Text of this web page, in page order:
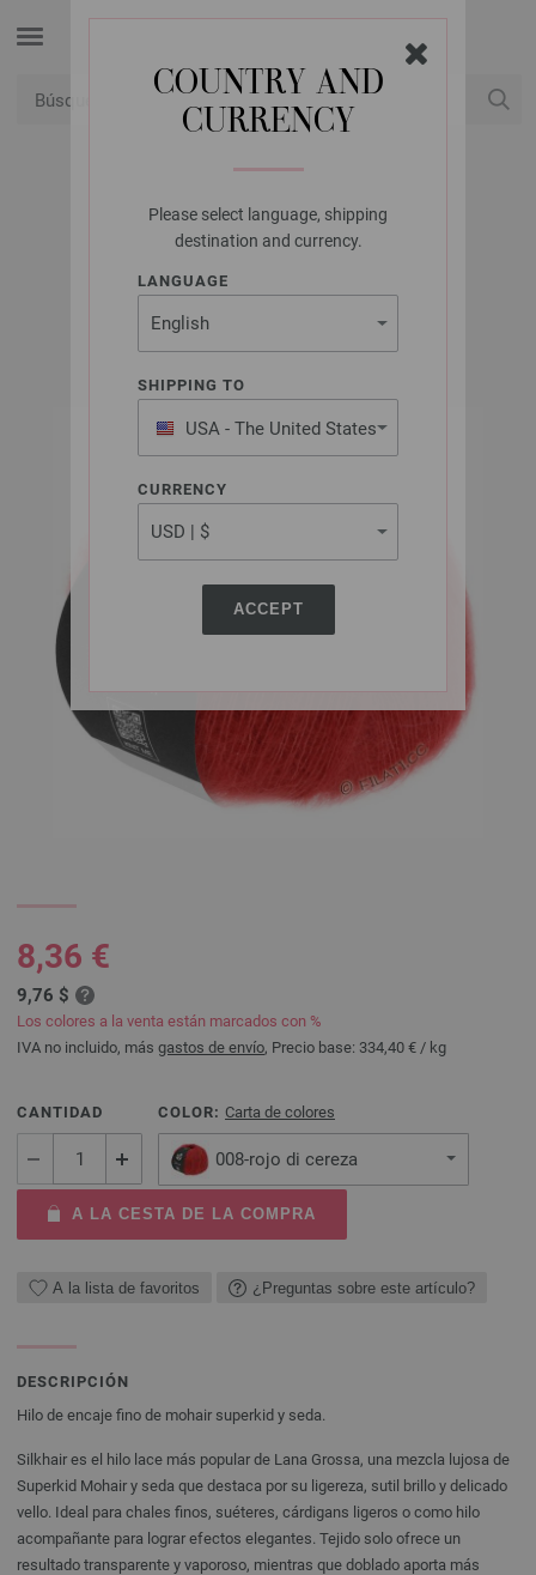
COUNTRY AND
CURRENCY
Please select language, shipping
destination and currency.
LANGUAGE
SHIPPING TO
USA - The United States
of America
CURRENCY
ACCEPT
LANA GROSSA
SILKHAIR
8,36 €
9,76 $
Los colores a la venta están marcados con %
IVA no incluido, más gastos de envío, Precio base: 334,40 € / kg
CANTIDAD COLOR: Carta de colores
008-rojo di cereza
A LA CESTA DE LA COMPRA
A la lista de favoritos ¿Preguntas sobre este artículo?
DESCRIPCIÓN
Hilo de encaje fino de mohair superkid y seda.
Silkhair es el hilo lace más popular de Lana Grossa, una mezcla lujosa de
Superkid Mohair y seda que destaca por su ligereza, sutil brillo y delicado
vello. Ideal para chales finos, suéteres, cárdigans ligeros o como hilo
acompañante para lograr efectos elegantes. Tejido solo ofrece un
resultado transparente y vaporoso, mientras que doblado aporta más